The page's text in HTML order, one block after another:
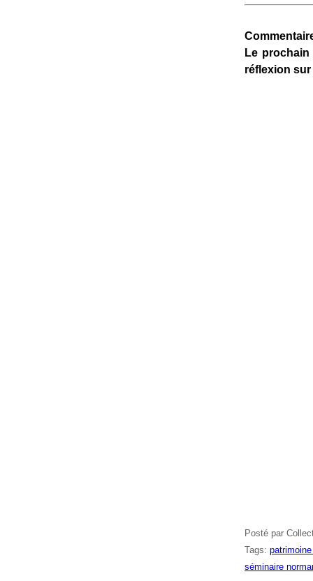
Le
réflexion sur
Posté par
Tags:
séminaire